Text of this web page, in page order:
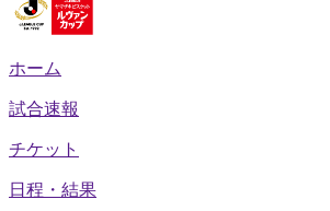
ホーム
試合速報
チケット
日程・結果